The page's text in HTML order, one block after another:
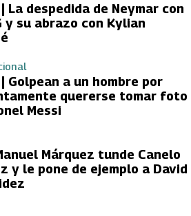
| La despedida de Neymar con
y su abrazo con Kylian
| Golpean a un hombre por
quererse tomar foto
Messi
Márquez tunde Canelo
y le pone de ejemplo a David